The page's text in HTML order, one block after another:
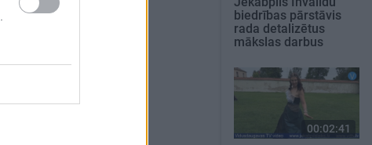
biedrības pārstāvis
rada detalizētus
mākslas darbus
00:02:41